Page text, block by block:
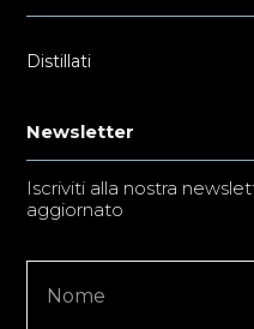
Distillati
Newsletter
Iscriviti alla nostra
aggiornato
Signup